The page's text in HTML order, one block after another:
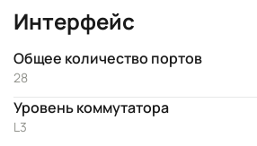
Интерфейс
Общее количество портов
28
Уровень коммутатора
L3